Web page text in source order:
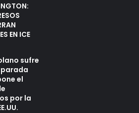
EN ICE
sufre
el
por la